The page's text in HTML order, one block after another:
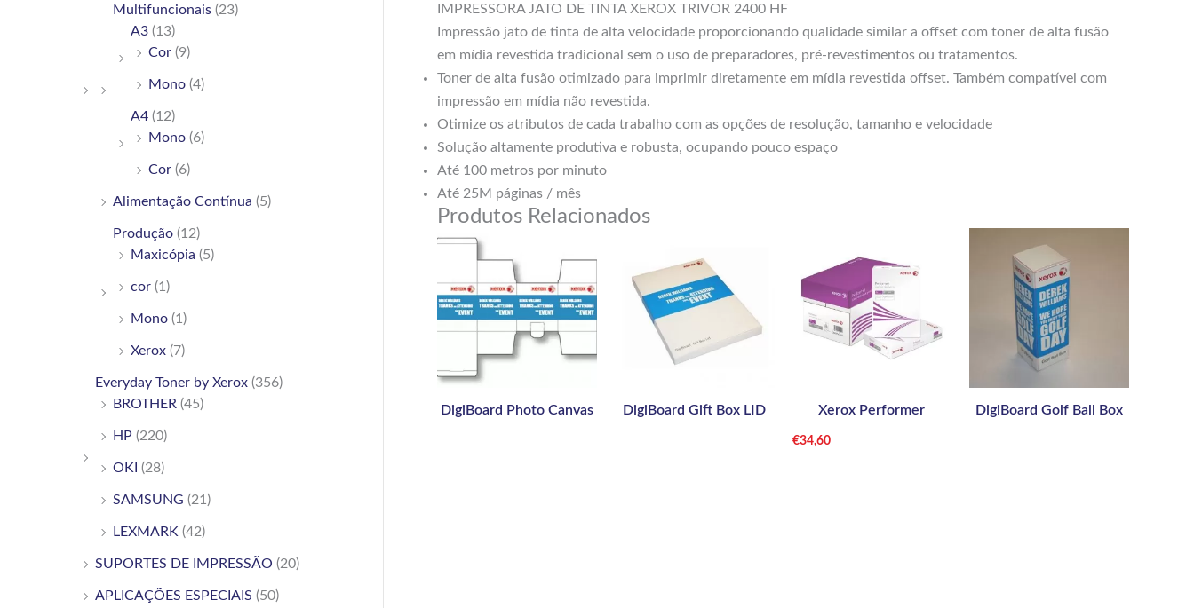
Multifuncionais (23)
A3 (13)
Cor (9)
Mono (4)
A4 (12)
Mono (6)
Cor (6)
Alimentação Contínua (5)
Produção (12)
Maxicópia (5)
cor (1)
Mono (1)
Xerox (7)
Everyday Toner by Xerox (356)
BROTHER (45)
HP (220)
OKI (28)
SAMSUNG (21)
LEXMARK (42)
SUPORTES DE IMPRESSÃO (20)
APLICAÇÕES ESPECIAIS (50)
IMPRESSORA JATO DE TINTA XEROX TRIVOR 2400 HF
Impressão jato de tinta de alta velocidade proporcionando qualidade similar a offset com toner de alta fusão
em mídia revestida tradicional sem o uso de preparadores, pré-revestimentos ou tratamentos.
Toner de alta fusão otimizado para imprimir diretamente em mídia revestida offset. Também compatível com
impressão em mídia não revestida.
Otimize os atributos de cada trabalho com as opções de resolução, tamanho e velocidade
Solução altamente produtiva e robusta, ocupando pouco espaço
Até 100 metros por minuto
Até 25M páginas / mês
Produtos Relacionados
DigiBoard Photo Canvas DigiBoard Gift Box LID Xerox Performer
€34,60
DigiBoard Golf Ball Box